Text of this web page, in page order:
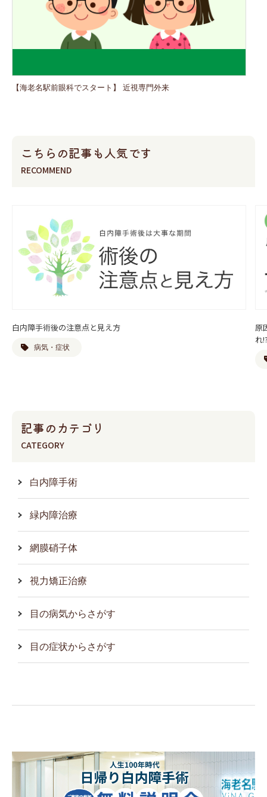
【海老名駅前眼科でスタート】 近視専門外来
こちらの記事も人気です
RECOMMEND
白内障手術後の注意点と見え方
病気・症状
原
れ
記事のカテゴリ
CATEGORY
白内障手術
緑内障治療
網膜硝子体
視力矯正治療
目の病気からさがす
目の症状からさがす